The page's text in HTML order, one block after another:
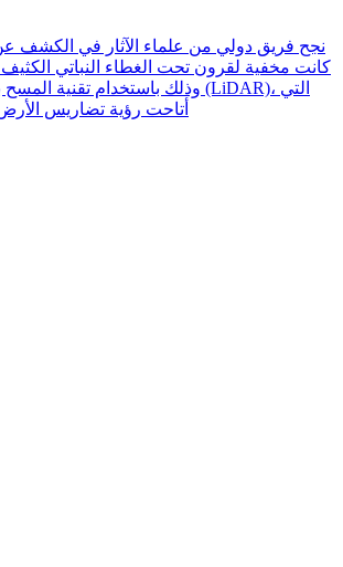
نجح فريق دولي من علماء الآثار في الكشف
كانت مخفية لقرون تحت الغطاء النباتي